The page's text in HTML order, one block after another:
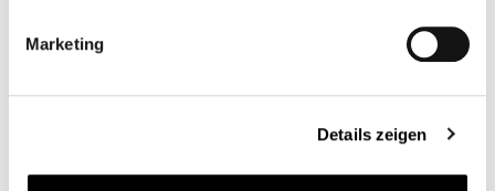
Marketing
Details zeigen
Thruxton &amp; Scrambler Die Hupe sitzt bei den Luft
Passend für